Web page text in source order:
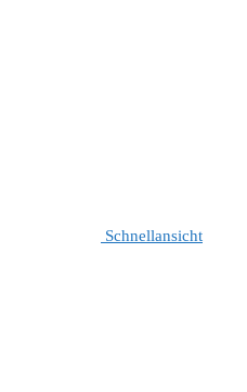
Schnellansicht